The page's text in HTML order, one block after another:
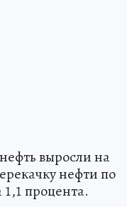
выросли на
нефти по
процента.